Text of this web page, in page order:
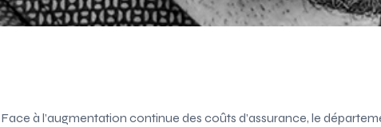
Face à l’augmentation continue des coûts d’assurance, le